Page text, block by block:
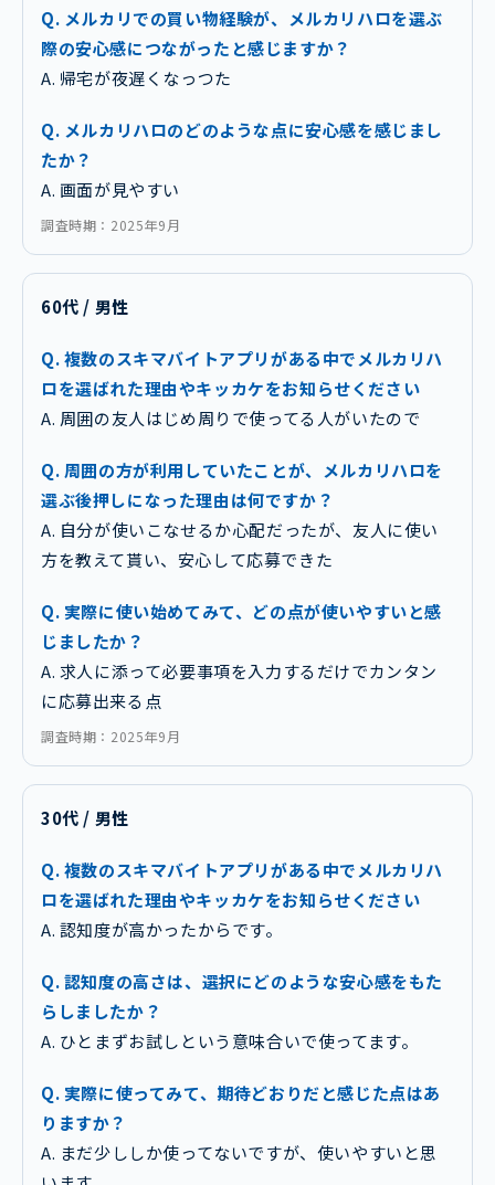
Q. メルカリでの買い物経験が、メルカリハロを選ぶ
際の安心感につながったと感じますか？
A. 帰宅が夜遅くなっつた
Q. メルカリハロのどのような点に安心感を感じまし
たか？
A. 画面が見やすい
調査時期：2025年9月
60代 / 男性
Q. 複数のスキマバイトアプリがある中でメルカリハ
ロを選ばれた理由やキッカケをお知らせください
A. 周囲の友人はじめ周りで使ってる人がいたので
Q. 周囲の方が利用していたことが、メルカリハロを
選ぶ後押しになった理由は何ですか？
A. 自分が使いこなせるか心配だったが、友人に使い
方を教えて貰い、安心して応募できた
Q. 実際に使い始めてみて、どの点が使いやすいと感
じましたか？
A. 求人に添って必要事項を入力するだけでカンタン
に応募出来る点
調査時期：2025年9月
30代 / 男性
Q. 複数のスキマバイトアプリがある中でメルカリハ
ロを選ばれた理由やキッカケをお知らせください
A. 認知度が高かったからです。
Q. 認知度の高さは、選択にどのような安心感をもた
らしましたか？
A. ひとまずお試しという意味合いで使ってます。
Q. 実際に使ってみて、期待どおりだと感じた点はあ
りますか？
A. まだ少ししか使ってないですが、使いやすいと思